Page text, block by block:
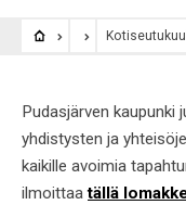
Pudasjärven kaupunki
yhdistysten ja
kaikille avoimia
ilmoittaatällä